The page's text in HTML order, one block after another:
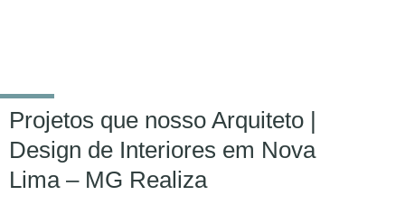
Projetos que nosso Arquiteto |
Design de Interiores em Nova
Lima – MG Realiza